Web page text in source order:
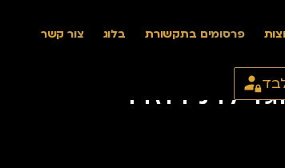
פרסומים בתקשורת בלוג צור קשר
חזה